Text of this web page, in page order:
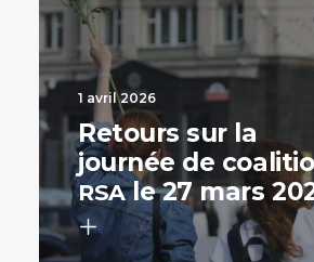
1 avril 2026
Retours sur la
journée de
RSAle 27 mars